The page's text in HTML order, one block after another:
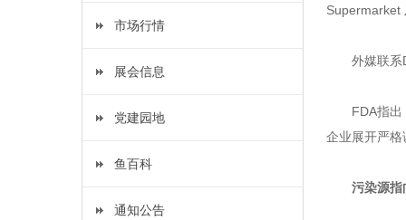
市场行情
展会信息
党建园地
鱼百科
通知公告
Supermarket
外媒联系
FDA指
企业展开严
污染源指